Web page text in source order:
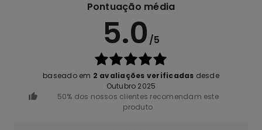
Pontuação média
5.0 /5
baseado em 2 avaliações verificadas desde
Outubro 2025
50% dos nossos clientes recomendam este
produto